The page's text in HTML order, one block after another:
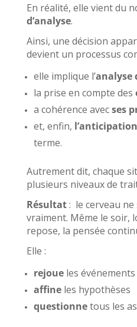
En réalité, elle vient du
d’analyse.
Ainsi, une décision
devient un processus
elle implique l’analyse
la prise en compte des
a cohérence avecses
et, enfin, l’anticipation
terme.
Autrement dit, chaque
plusieurs niveaux de
Résultat: le cerveau ne
vraiment. Même le soir,
repose, la pensée
Elle :
rejoueles événements
affineles hypothèses
questionnetous les